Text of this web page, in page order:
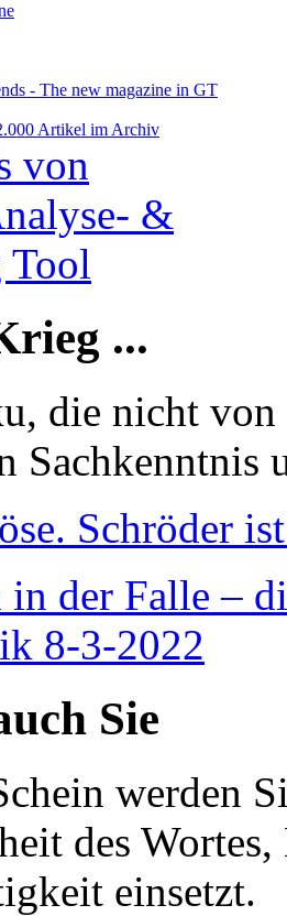
- The new magazine in GT
Artikel im Archiv
...
die nicht
Sachkenntnis
Schröder
in der Falle –
8-3-2022
Sie
werden
des
einsetzt.